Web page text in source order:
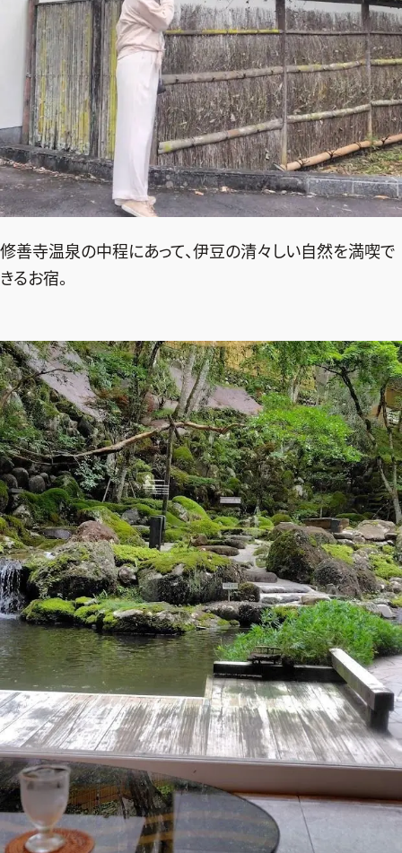
修善寺温泉の中程にあって、伊豆の清々しい自然を満喫で
きるお宿。